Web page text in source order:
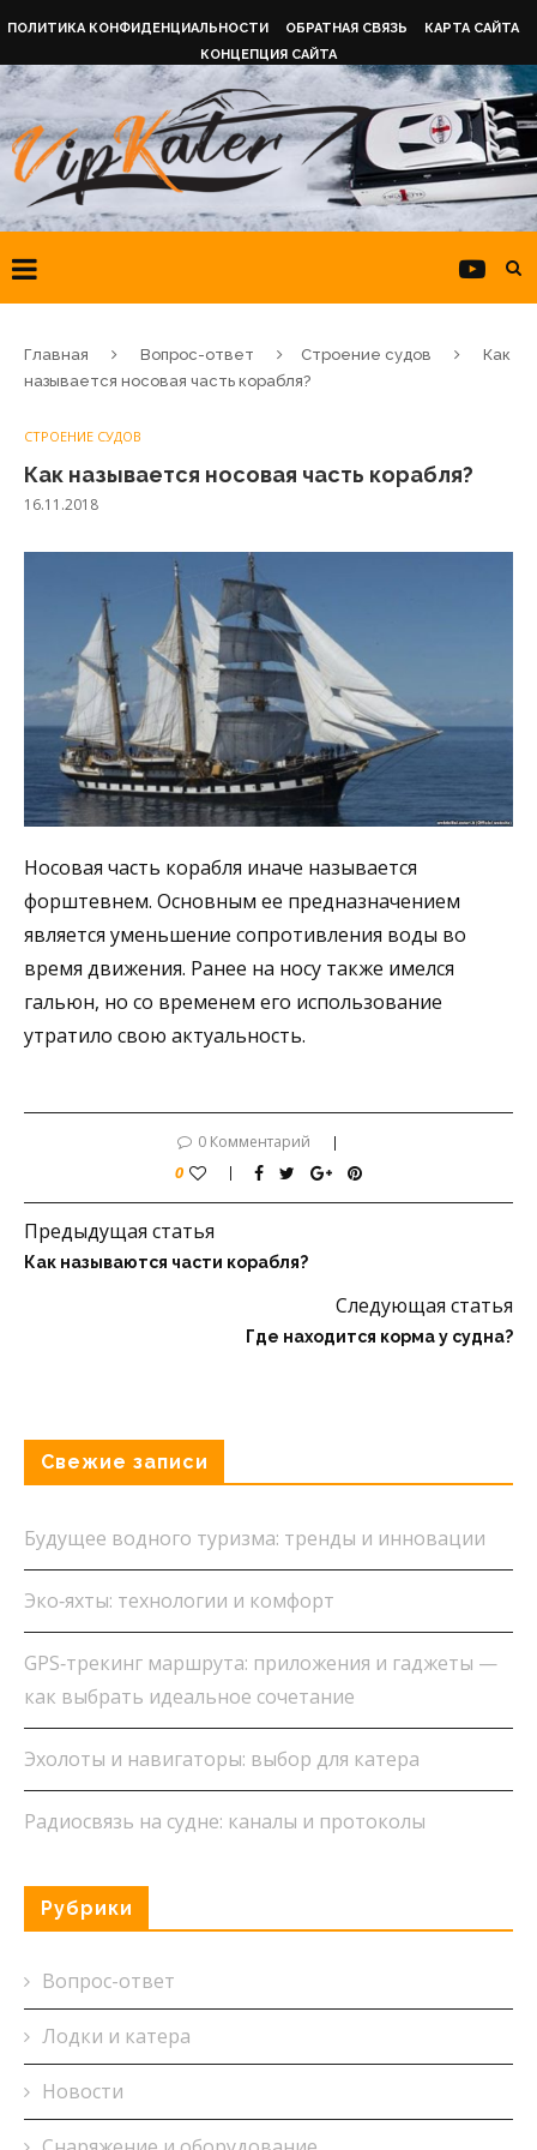
ПОЛИТИКА КОНФИДЕНЦИАЛЬНОСТИ ОБРАТНАЯ СВЯЗЬ
КАРТА САЙТА
КОНЦЕПЦИЯ САЙТА
Главная Вопрос-ответ Строение судов
Как
называется носовая часть корабля?
СТРОЕНИЕ СУДОВ
Как называется носовая часть корабля?
16.11.2018
Носовая часть корабля иначе называется
форштевнем. Основным ее предназначением
является уменьшение сопротивления воды во
время движения. Ранее на носу также имелся
гальюн, но со временем его использование
утратило свою актуальность.
0 Комментарий
0
Предыдущая статья
Как называются части корабля?
Следующая статья
Где находится корма у судна?
Свежие записи
Будущее водного туризма: тренды и инновации
Эко‑яхты: технологии и комфорт
GPS‑трекинг маршрута: приложения и гаджеты —
как выбрать идеальное сочетание
Эхолоты и навигаторы: выбор для катера
Радиосвязь на судне: каналы и протоколы
Рубрики
Вопрос-ответ
Лодки и катера
Новости